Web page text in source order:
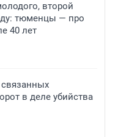
второй
тюменцы — про
40 лет
связанных
в деле убийства